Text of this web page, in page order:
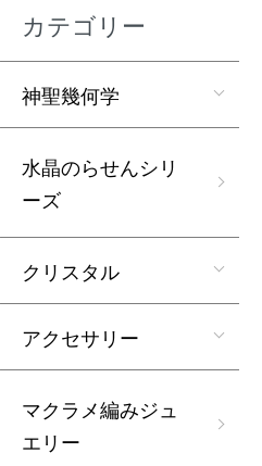
カテゴリー
神聖幾何学
水晶のらせんシリ
ーズ
クリスタル
アクセサリー
マクラメ編みジュ
エリー